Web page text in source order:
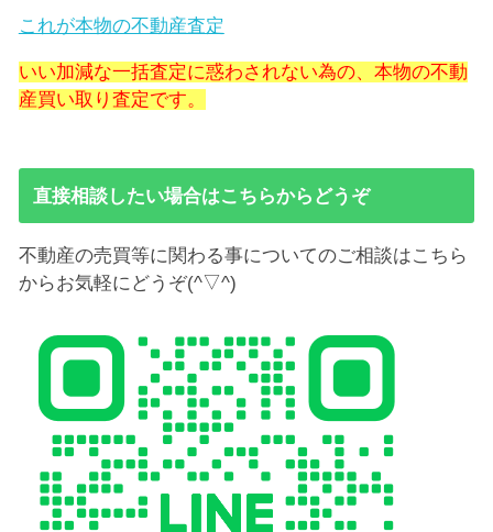
これが本物の不動産査定
いい加減な一括査定に惑わされない為の、本物の不動
産買い取り査定です。
直接相談したい場合はこちらからどうぞ
不動産の売買等に関わる事についてのご相談はこちら
からお気軽にどうぞ(^▽^)